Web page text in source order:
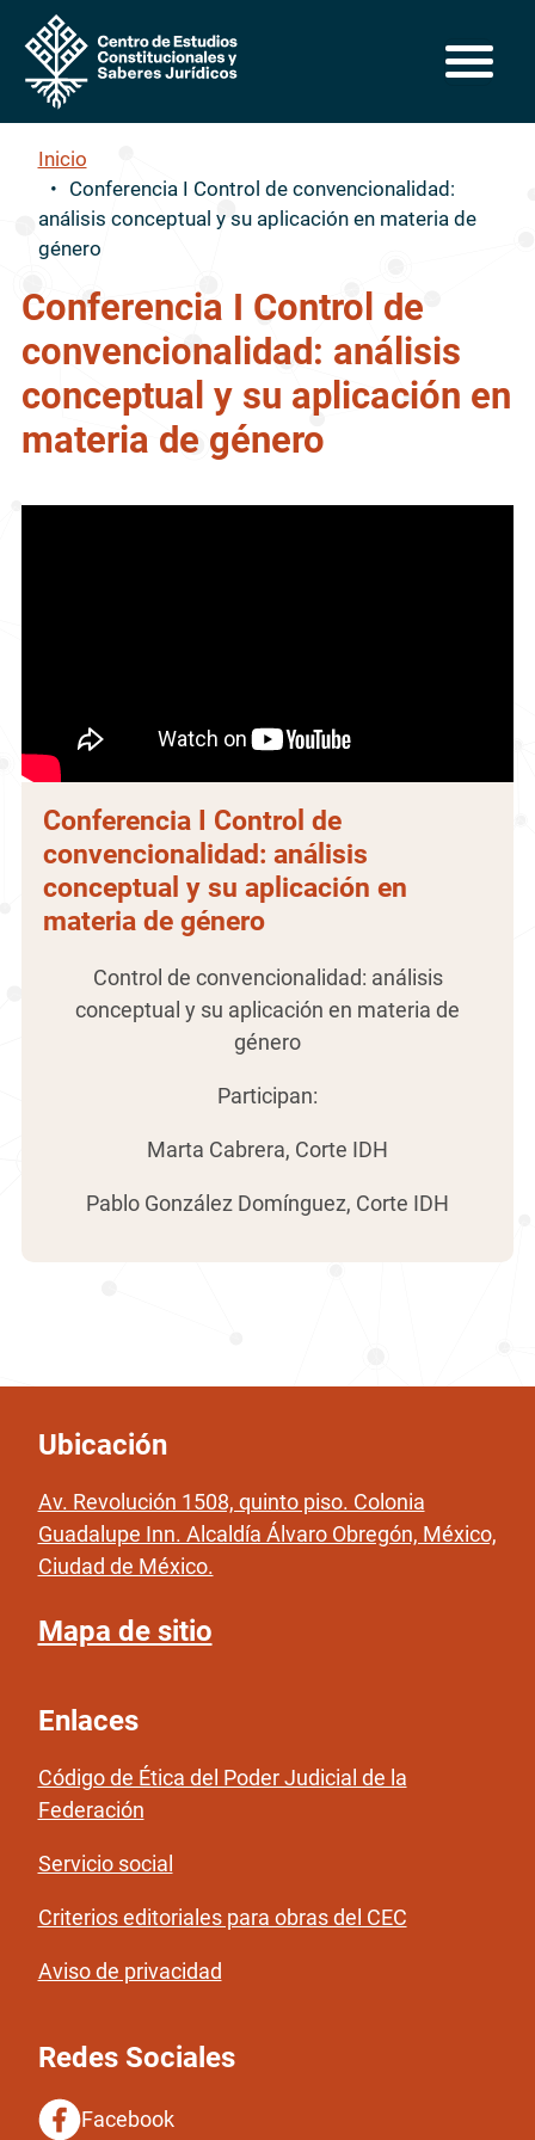
Inicio
Conferencia I Control de convencionalidad:
análisis conceptual y su aplicación en materia de
género
Conferencia I Control de
convencionalidad: análisis
conceptual y su aplicación en
materia de género
Conferencia I Control de
convencionalidad: análisis
conceptual y su aplicación en
materia de género
Control de convencionalidad: análisis
conceptual y su aplicación en materia de
género
Participan:
Marta Cabrera, Corte IDH
Pablo González Domínguez, Corte IDH
Ubicación
Av. Revolución 1508, quinto piso. Colonia
Guadalupe Inn. Alcaldía Álvaro Obregón, México,
Ciudad de México.
Mapa de sitio
Enlaces
Código de Ética del Poder Judicial de la
Federación
Servicio social
Criterios editoriales para obras del CEC
Aviso de privacidad
Redes Sociales
Facebook